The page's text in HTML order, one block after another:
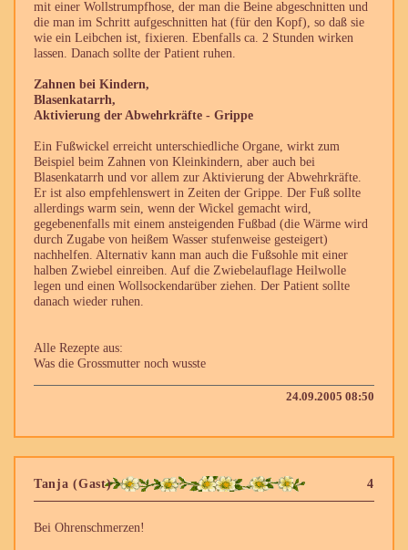
mit einer Wollstrumpfhose, der man die Beine abgeschnitten und
die man im Schritt aufgeschnitten hat (für den Kopf), so daß sie
wie ein Leibchen ist, fixieren. Ebenfalls ca. 2 Stunden wirken
lassen. Danach sollte der Patient ruhen.
Zahnen bei Kindern,
Blasenkatarrh,
Aktivierung der Abwehrkräfte - Grippe
Ein Fußwickel erreicht unterschiedliche Organe, wirkt zum
Beispiel beim Zahnen von Kleinkindern, aber auch bei
Blasenkatarrh und vor allem zur Aktivierung der Abwehrkräfte.
Er ist also empfehlenswert in Zeiten der Grippe. Der Fuß sollte
allerdings warm sein, wenn der Wickel gemacht wird,
gegebenenfalls mit einem ansteigenden Fußbad (die Wärme wird
durch Zugabe von heißem Wasser stufenweise gesteigert)
nachhelfen. Alternativ kann man auch die Fußsohle mit einer
halben Zwiebel einreiben. Auf die Zwiebelauflage Heilwolle
legen und einen Wollsockendarüber ziehen. Der Patient sollte
danach wieder ruhen.
Alle Rezepte aus:
Was die Grossmutter noch wusste
24.09.2005 08:50
4
Tanja (Gast)
Bei Ohrenschmerzen!